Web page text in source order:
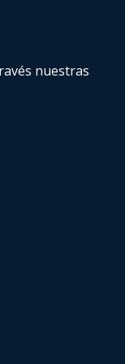
nuestras